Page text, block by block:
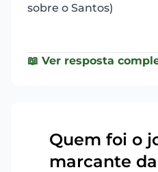
sobre o Santos)
📖 Ver resposta
Quem foi o
marcante